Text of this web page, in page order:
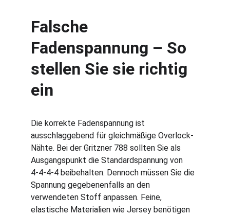
Falsche
Fadenspannung – So
stellen Sie sie richtig
ein
Die korrekte Fadenspannung ist
ausschlaggebend für gleichmäßige Overlock-
Nähte. Bei der Gritzner 788 sollten Sie als
Ausgangspunkt die Standardspannung von
4‑4‑4‑4 beibehalten. Dennoch müssen Sie die
Spannung gegebenenfalls an den
verwendeten Stoff anpassen. Feine,
elastische Materialien wie Jersey benötigen